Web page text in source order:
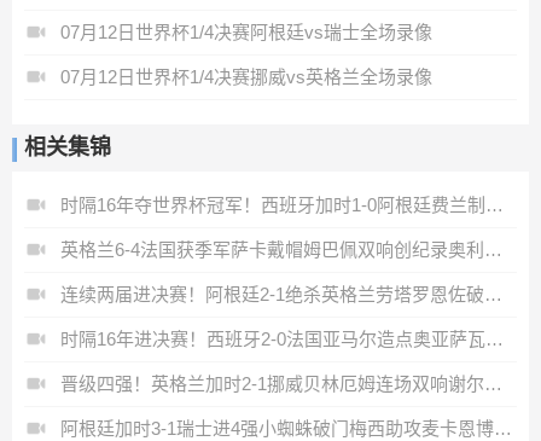
07月12日世界杯1/4决赛阿根廷vs瑞士全场录像
07月12日世界杯1/4决赛挪威vs英格兰全场录像
相关集锦
时隔16年夺世界杯冠军！西班牙加时1-0阿根廷费兰制胜恩佐染红
英格兰6-4法国获季军萨卡戴帽姆巴佩双响创纪录奥利塞2助+失良机
连续两届进决赛！阿根廷2-1绝杀英格兰劳塔罗恩佐破门梅西两助攻
时隔16年进决赛！西班牙2-0法国亚马尔造点奥亚萨瓦尔、波罗破门
晋级四强！英格兰加时2-1挪威贝林厄姆连场双响谢尔德鲁普破门
阿根廷加时3-1瑞士进4强小蜘蛛破门梅西助攻麦卡恩博洛假摔染红